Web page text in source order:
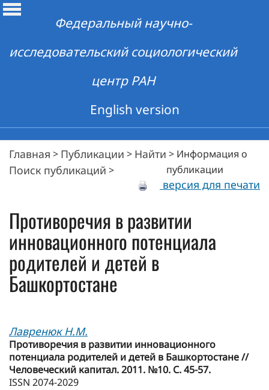
Федеральный научно-
исследовательский социологический
центр РАН
English version
Главная > Публикации > Найти >
Поиск публикаций >
Информация о
публикации
версия для печати
Противоречия в развитии
инновационного потенциала
родителей и детей в
Башкортостане
Лавренюк Н.М.
Противоречия в развитии инновационного
потенциала родителей и детей в Башкортостане //
Человеческий капитал. 2011. №10. С. 45-57.
ISSN 2074-2029